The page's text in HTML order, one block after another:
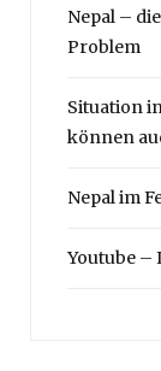
Nepal –
Problem
Situation
können
Nepal im
Youtube –